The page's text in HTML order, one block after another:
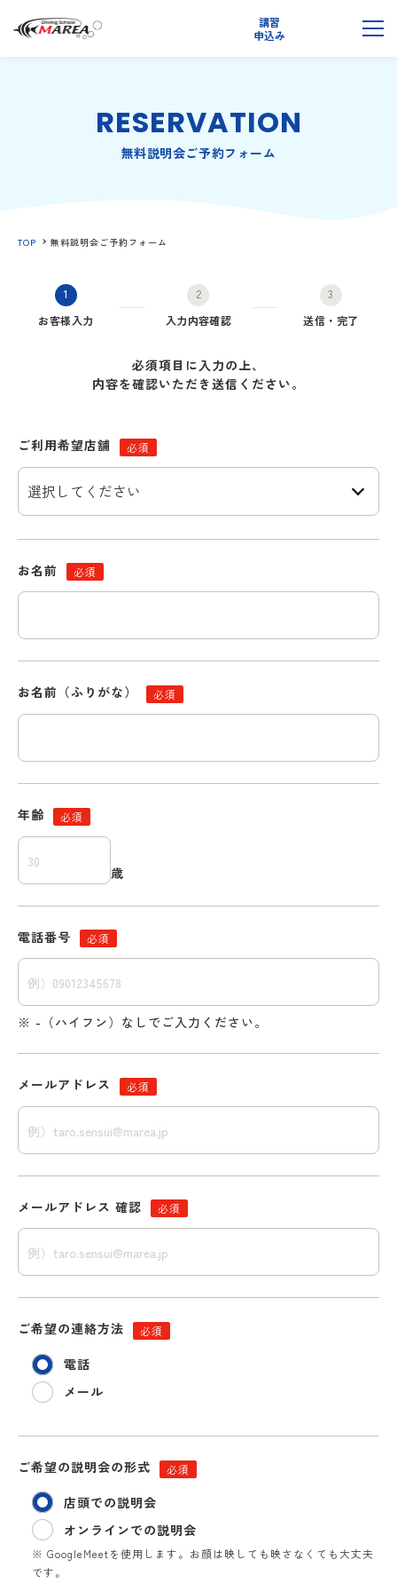
講習
申込み
RESERVATION
無料説明会ご予約フォーム
TOP 無料説明会ご予約フォーム
1
お客様入力
2
入力内容確認
3
送信・完了
必須項目に入力の上、
内容を確認いただき送信ください。
ご利用希望店舗 必須
お名前 必須
お名前（ふりがな） 必須
年齢 必須
歳
電話番号 必須
※ -（ハイフン）なしでご入力ください。
メールアドレス 必須
メールアドレス 確認 必須
ご希望の連絡方法 必須
電話
メール
ご希望の説明会の形式 必須
店頭での説明会
オンラインでの説明会
※ GoogleMeetを使用します。お顔は映しても映さなくても大丈夫
です。